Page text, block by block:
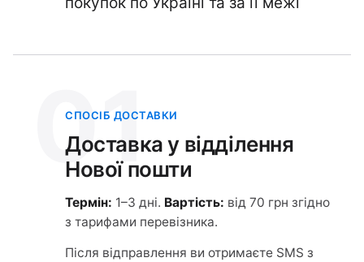
01
СПОСІБ ДОСТАВКИ
Доставка у відділення
Нової пошти
Термін: 1–3 дні. Вартість: від 70 грн згідно
з тарифами перевізника.
Після відправлення ви отримаєте SMS з